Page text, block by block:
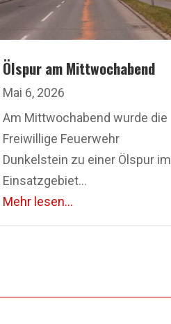
Ölspur am Mittwochabend
Mai 6, 2026
Am Mittwochabend wurde die
Freiwillige Feuerwehr
Dunkelstein zu einer Ölspur im
Einsatzgebiet...
Mehr lesen...